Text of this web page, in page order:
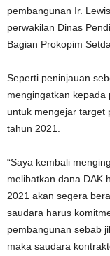
pembangunan Ir.
perwakilan Dinas
Bagian Prokopim
Seperti peninjauan
mengingatkan kepada
untuk mengejar target
tahun 2021.
“Saya kembali
melibatkan dana DAK
2021 akan segera
saudara harus
pembangunan sebab
maka saudara